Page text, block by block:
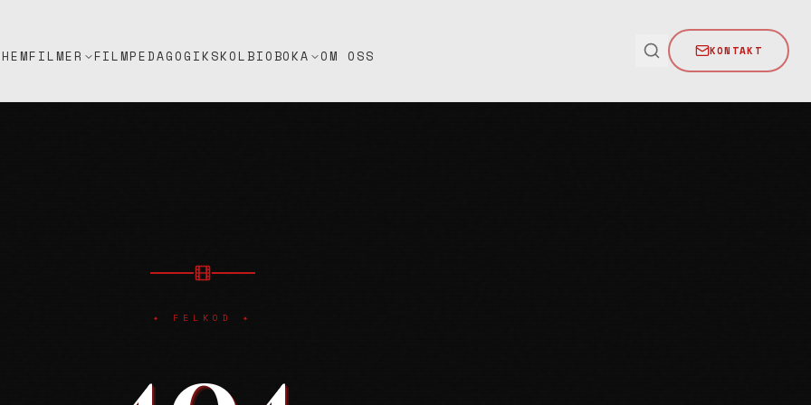
HEMFILMER FILMPEDAGOGIK SKOLBIO BOKA OM OSS KONTAKT
✦ FELKOD ✦